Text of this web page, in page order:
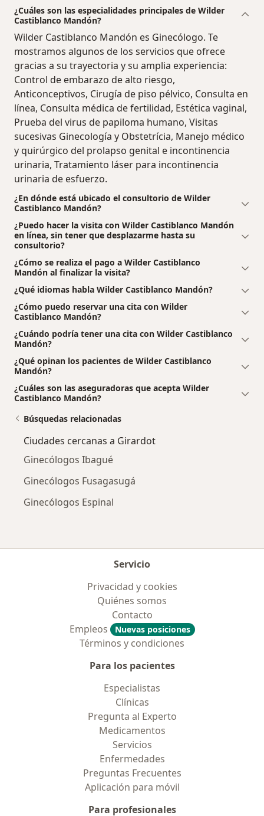
¿Cuáles son las especialidades principales de Wilder
Castiblanco Mandón?
Wilder Castiblanco Mandón es Ginecólogo. Te
mostramos algunos de los servicios que ofrece
gracias a su trayectoria y su amplia experiencia:
Control de embarazo de alto riesgo,
Anticonceptivos, Cirugía de piso pélvico, Consulta en
línea, Consulta médica de fertilidad, Estética vaginal,
Prueba del virus de papiloma humano, Visitas
sucesivas Ginecología y Obstetrícia, Manejo médico
y quirúrgico del prolapso genital e incontinencia
urinaria, Tratamiento láser para incontinencia
urinaria de esfuerzo.
¿En dónde está ubicado el consultorio de Wilder
Castiblanco Mandón?
¿Puedo hacer la visita con Wilder Castiblanco Mandón
en línea, sin tener que desplazarme hasta su
consultorio?
¿Cómo se realiza el pago a Wilder Castiblanco
Mandón al finalizar la visita?
¿Qué idiomas habla Wilder Castiblanco Mandón?
¿Cómo puedo reservar una cita con Wilder
Castiblanco Mandón?
¿Cuándo podría tener una cita con Wilder Castiblanco
Mandón?
¿Qué opinan los pacientes de Wilder Castiblanco
Mandón?
¿Cuáles son las aseguradoras que acepta Wilder
Castiblanco Mandón?
Búsquedas relacionadas
Ciudades cercanas a Girardot
Ginecólogos Ibagué
Ginecólogos Fusagasugá
Ginecólogos Espinal
Servicio
Privacidad y cookies
Quiénes somos
Contacto
Empleos
Nuevas posiciones
Términos y condiciones
Para los pacientes
Especialistas
Clínicas
Pregunta al Experto
Medicamentos
Servicios
Enfermedades
Preguntas Frecuentes
Aplicación para móvil
Para profesionales